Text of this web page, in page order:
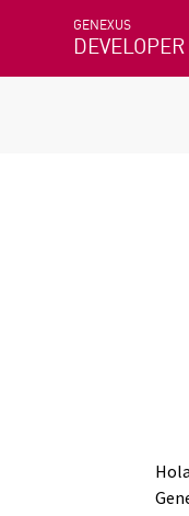
GENEXUS